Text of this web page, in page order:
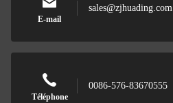
E-mail
sales@zjhuading.com
Téléphone
0086-576-83670555